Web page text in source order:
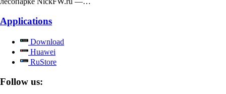
Applications
Download
Huawei
RuStore
Follow us: